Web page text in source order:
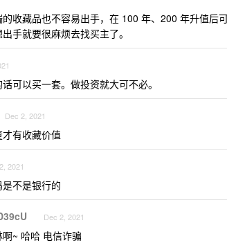
收藏品也不容易出手，在 100 年、200 年升值后
手就要很麻烦去找买主了。
可以买一套。做投资就大可不必。
Dec 2, 2021
有收藏价值
2021
不是银行的
Dec 2, 2021
~ 哈哈 电信诈骗